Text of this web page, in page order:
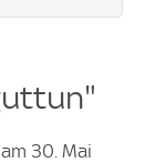
30. Mai